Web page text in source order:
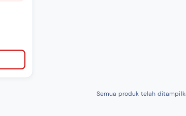
Semua produk telah